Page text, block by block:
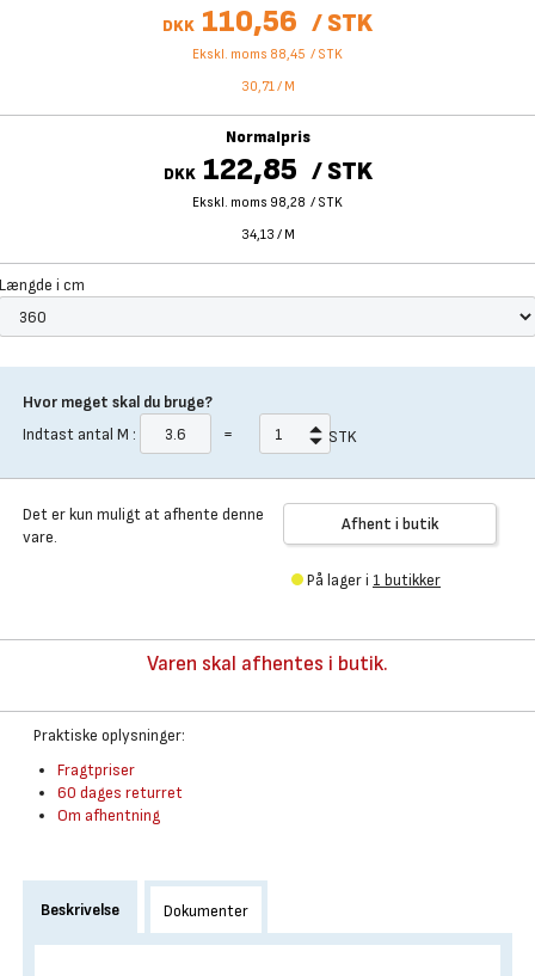
DKK 110,56 /STK
Ekskl. moms 88,45 / STK
30,71/ M
Normalpris
DKK 122,85 / STK
Ekskl. moms 98,28 / STK
34,13 / M
Længde i cm
Hvor meget skal du bruge?
Indtast antal M : = STK
Det er kun muligt at afhente denne
vare.
Afhent i butik
På lager i 1 butikker
Varen skal afhentes i butik.
Praktiske oplysninger:
Fragtpriser
60 dages returret
Om afhentning
Beskrivelse Dokumenter